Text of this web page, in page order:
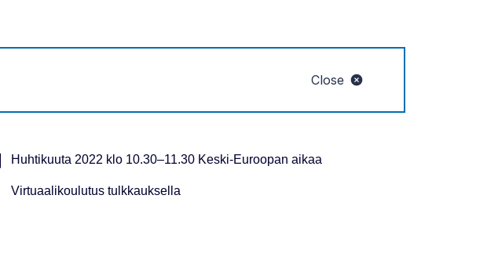
Close
Huhtikuuta 2022 klo 10.30–11.30 Keski-Euroopan aikaa
Virtuaalikoulutus tulkkauksella